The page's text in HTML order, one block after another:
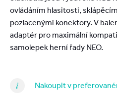
ovládáním hlasitosti,
pozlacenými konektory. V
adaptér pro maximální
samolepek herní řady NEO.
Nakoupit v